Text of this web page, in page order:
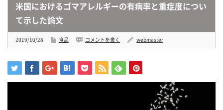
米国におけるゴマアレルギーの有病率と重症度につい
て示した論文
2019/10/28 食品 コメントを書く webmaster